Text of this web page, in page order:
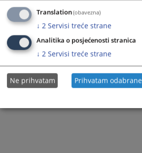
Translation(obavezna)
↓ 2 Servisi treće strane
Analitika o posjećenosti stranica
↓ 2 Servisi treće strane
Ne prihvatam Prihvatam odabrane